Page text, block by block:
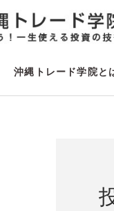
沖縄トレード学院と